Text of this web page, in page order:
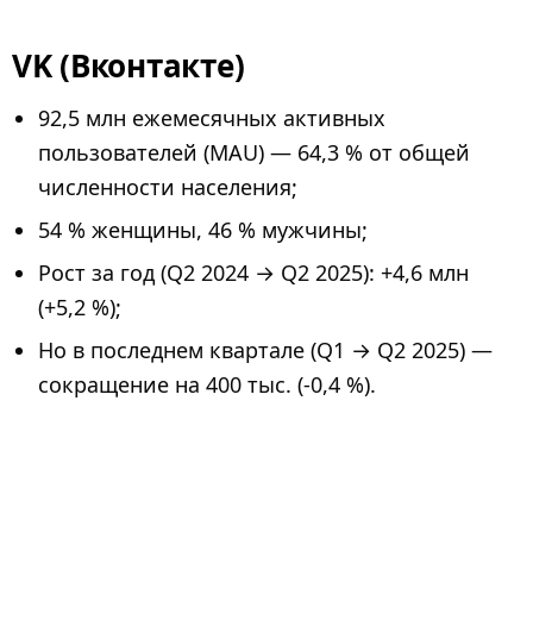
VK (Вконтакте)
92,5 млн ежемесячных активных
пользователей (MAU) — 64,3 % от общей
численности населения;
54 % женщины, 46 % мужчины;
Рост за год (Q2 2024 → Q2 2025): +4,6 млн
(+5,2 %);
Но в последнем квартале (Q1 → Q2 2025) —
сокращение на 400 тыс. (-0,4 %).